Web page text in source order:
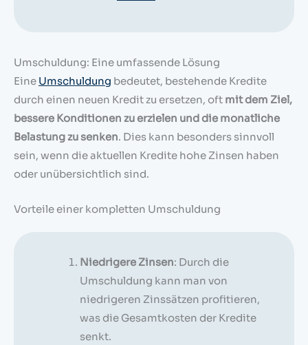
Umschuldung: Eine umfassende Lösung
Eine Umschuldung bedeutet, bestehende Kredite
durch einen neuen Kredit zu ersetzen, oft mit dem Ziel,
bessere Konditionen zu erzielen und die monatliche
Belastung zu senken. Dies kann besonders sinnvoll
sein, wenn die aktuellen Kredite hohe Zinsen haben
oder unübersichtlich sind.
Vorteile einer kompletten Umschuldung
Niedrigere Zinsen: Durch die
Umschuldung kann man von
niedrigeren Zinssätzen profitieren,
was die Gesamtkosten der Kredite
senkt.